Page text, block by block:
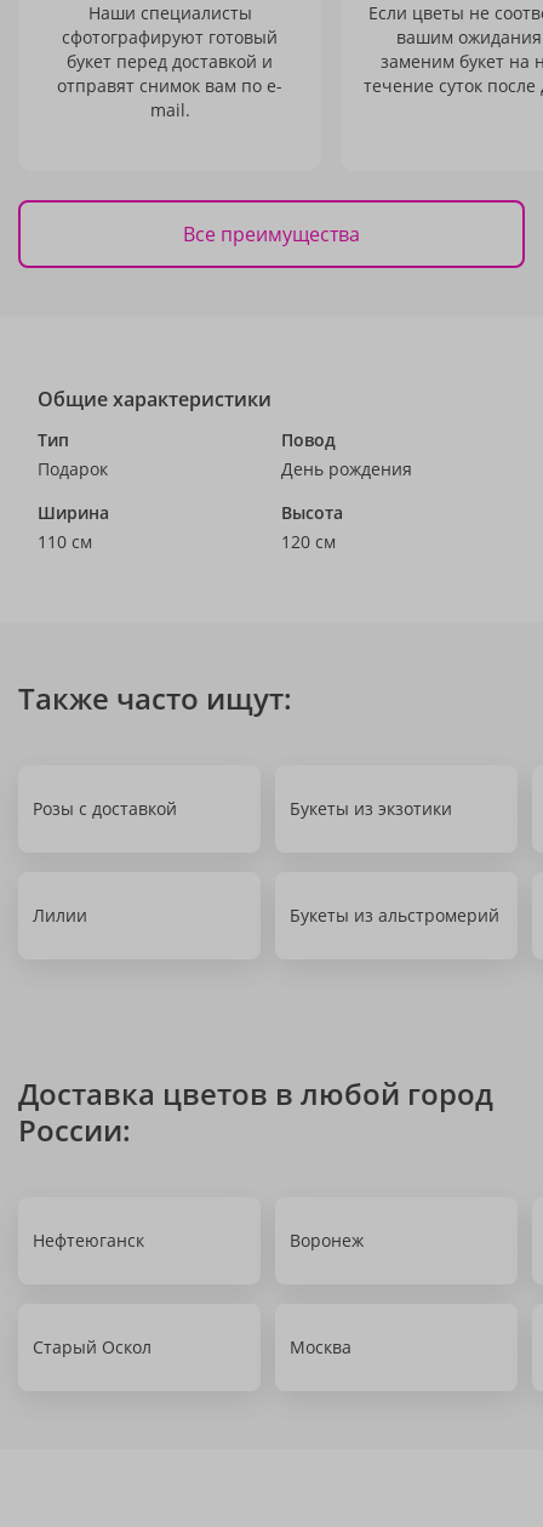
Наши специалисты
сфотографируют готовый
букет перед доставкой и
отправят снимок вам по e-
mail.
Если цветы не
вашим
заменим букет на
течение суток после
Все преимущества
Общие характеристики
Тип
Подарок
Повод
День рождения
Ширина
110 см
Высота
120 см
Также часто ищут:
Розы с доставкой Букеты из экзотики
Лилии Букеты из альстромерий
Доставка цветов в любой город
России:
Нефтеюганск Воронеж
Старый Оскол Москва